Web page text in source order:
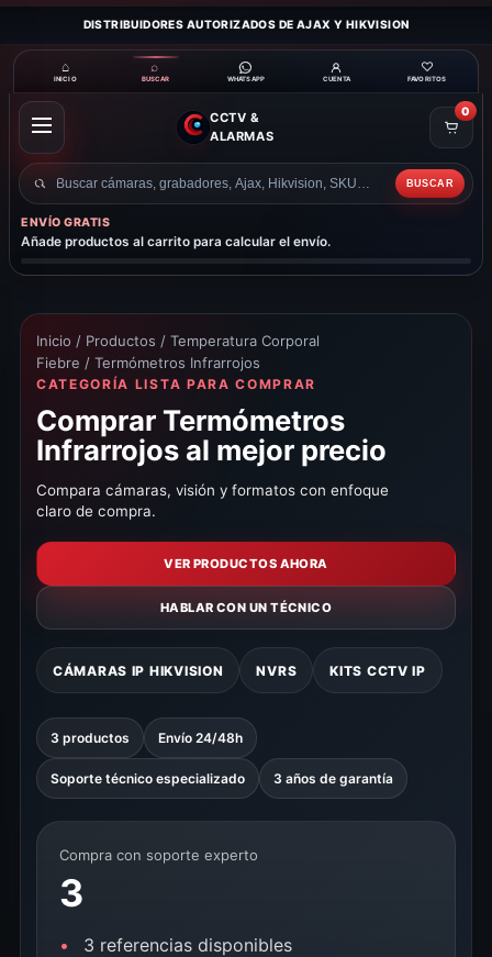
DISTRIBUIDORES AUTORIZADOS DE AJAX Y HIKVISION
⌂
INICIO
⌕
BUSCAR WHATSAPP CUENTA
♡
FAVORITOS
ABRIR
MENÚ
CCTV &
ALARMAS
Buscar
productos
BUSCAR
0
ENVÍO GRATIS
Añade productos al carrito para calcular el envío.
Inicio / Productos / Temperatura Corporal
Fiebre / Termómetros Infrarrojos
CATEGORÍA LISTA PARA COMPRAR
Comprar Termómetros
Infrarrojos al mejor precio
Compara cámaras, visión y formatos con enfoque
claro de compra.
VER PRODUCTOS AHORA
HABLAR CON UN TÉCNICO
CÁMARAS IP HIKVISION NVRS KITS CCTV IP
3 productos Envío 24/48h
Soporte técnico especializado 3 años de garantía
Compra con soporte experto
3
3 referencias disponibles